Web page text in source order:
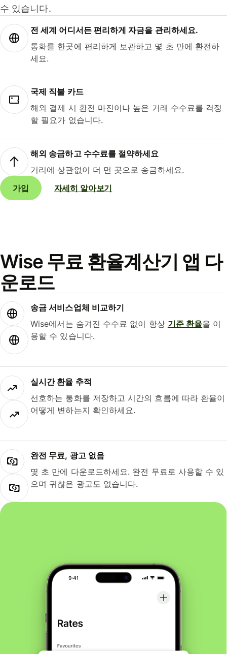
수 있습니다.
전 세계 어디서든 편리하게 자금을 관리하세요.
통화를 한곳에 편리하게 보관하고 몇 초 만에 환전하
세요.
국제 직불 카드
해외 결제 시 환전 마진이나 높은 거래 수수료를 걱정
할 필요가 없습니다.
해외 송금하고 수수료를 절약하세요
거리에 상관없이 더 먼 곳으로 송금하세요.
가입
자세히 알아보기
Wise 무료 환율계산기 앱 다
운로드
송금 서비스업체 비교하기
Wise에서는 숨겨진 수수료 없이 항상 기준 환율을 이
용할 수 있습니다.
실시간 환율 추적
선호하는 통화를 저장하고 시간의 흐름에 따라 환율이
어떻게 변하는지 확인하세요.
완전 무료, 광고 없음
몇 초 만에 다운로드하세요. 완전 무료로 사용할 수 있
으며 귀찮은 광고도 없습니다.